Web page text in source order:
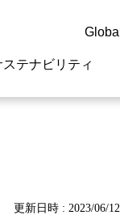
Global
ステナビリティ
更新日時 : 2023/06/